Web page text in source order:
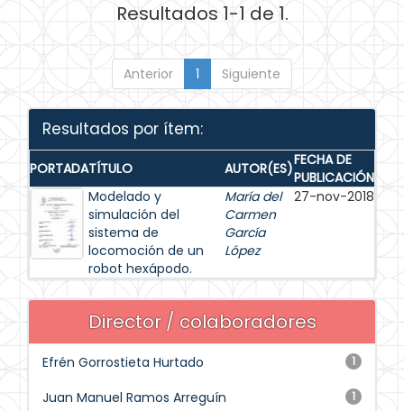
Resultados 1-1 de 1.
Anterior 1 Siguiente
Resultados por ítem:
PORTADATÍTULO AUTOR(ES)FECHA DE
PUBLICACIÓN
Modelado y
simulación del
sistema de
locomoción de un
robot hexápodo.
María del
Carmen
García
López
27-nov-2018
Director / colaboradores
1
Efrén Gorrostieta Hurtado
1
Juan Manuel Ramos Arreguín